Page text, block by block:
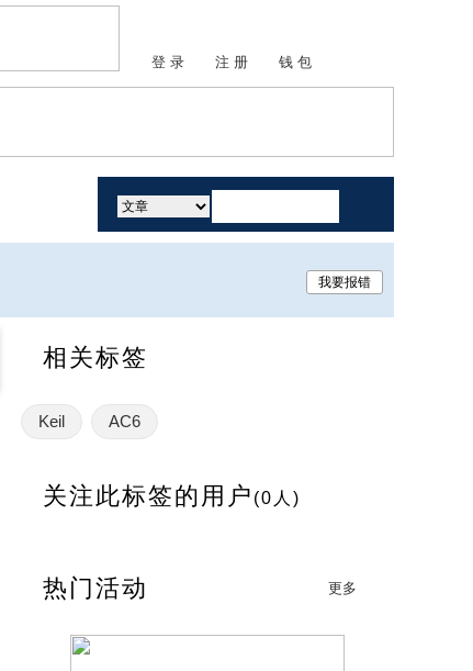
登 录 注 册 钱 包
我要报错
相关标签
Keil AC6
关注此标签的用户 (0人)
热门活动 更多